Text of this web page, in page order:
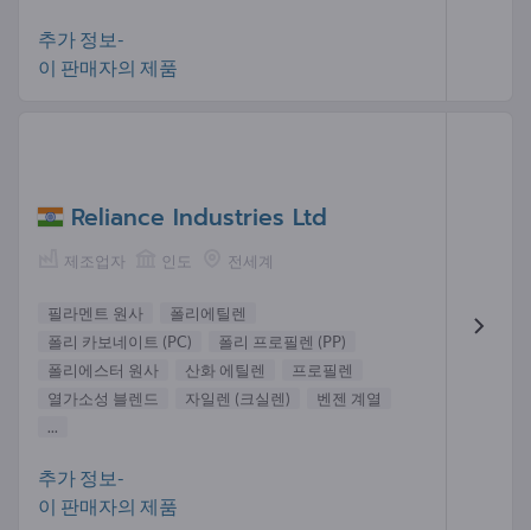
추가 정보-
이 판매자의 제품
Reliance Industries Ltd
제조업자 인도 전세계
필라멘트 원사
폴리에틸렌
폴리 카보네이트 (PC)
폴리 프로필렌 (PP)
폴리에스터 원사
산화 에틸렌
프로필렌
열가소성 블렌드
자일렌 (크실렌)
벤젠 계열
...
추가 정보-
이 판매자의 제품